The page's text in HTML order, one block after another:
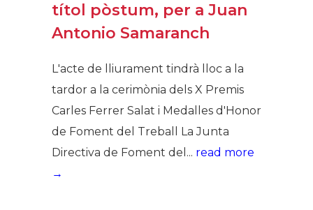
títol pòstum, per a Juan
Antonio Samaranch
L'acte de lliurament tindrà lloc a la
tardor a la cerimònia dels X Premis
Carles Ferrer Salat i Medalles d'Honor
de Foment del Treball La Junta
Directiva de Foment del... read more
→